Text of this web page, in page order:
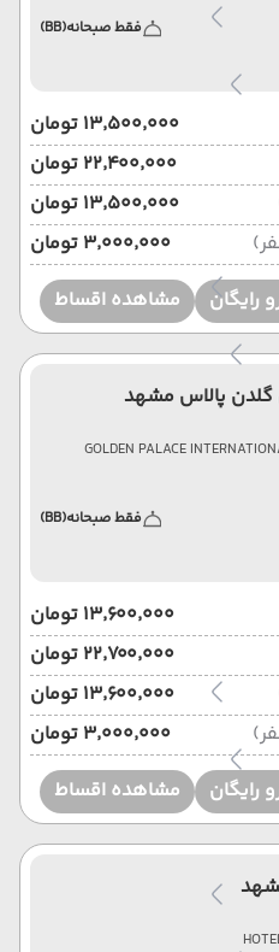
فقط صبحانه(BB)
۱۳٬۵۰۰٬۰۰۰ تومان
۲۲٬۴۰۰٬۰۰۰ تومان
۱۳٬۵۰۰٬۰۰۰ تومان
۳٬۰۰۰٬۰۰۰ تومان
رایگان
مشاهده اقساط
گلدن پالاس مشهد
GOLDEN PALACE
فقط صبحانه(BB)
۱۳٬۶۰۰٬۰۰۰ تومان
۲۲٬۷۰۰٬۰۰۰ تومان
۱۳٬۶۰۰٬۰۰۰ تومان
۳٬۰۰۰٬۰۰۰ تومان
رایگان
مشاهده اقساط